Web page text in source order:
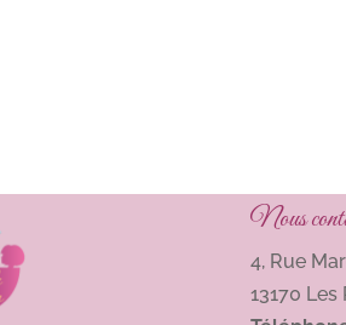
Nous
4, Rue
13170